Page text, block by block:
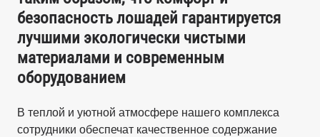
безопасность лошадей гарантируется
лучшими экологически чистыми
материалами и современным
оборудованием
В теплой и уютной атмосфере нашего комплекса
сотрудники обеспечат качественное содержание